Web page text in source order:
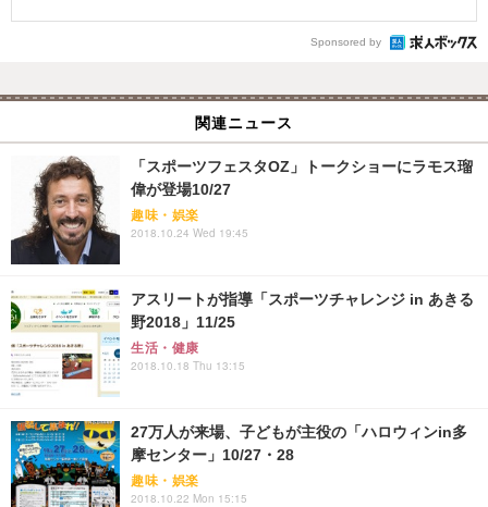
Sponsored by
関連ニュース
「スポーツフェスタOZ」トークショーにラモス瑠
偉が登場10/27
趣味・娯楽
2018.10.24 Wed 19:45
アスリートが指導「スポーツチャレンジ in あきる
野2018」11/25
生活・健康
2018.10.18 Thu 13:15
27万人が来場、子どもが主役の「ハロウィンin多
摩センター」10/27・28
趣味・娯楽
2018.10.22 Mon 15:15